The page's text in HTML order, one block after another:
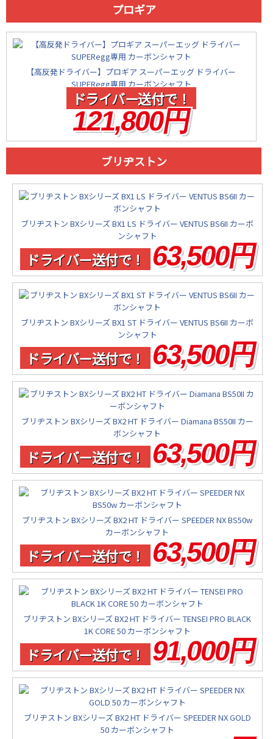
プロギア
【高反発ドライバー】プロギア スーパーエッグ ドライバー
SUPERegg専用 カーボンシャフト
ドライバー送付で！
121,800円
ブリヂストン
ブリヂストン BXシリーズ BX1 LS ドライバー VENTUS BS6II カーボ
ンシャフト
ドライバー送付で！ 63,500円
ブリヂストン BXシリーズ BX1 ST ドライバー VENTUS BS6II カーボ
ンシャフト
ドライバー送付で！ 63,500円
ブリヂストン BXシリーズ BX2 HT ドライバー Diamana BS50II カー
ボンシャフト
ドライバー送付で！ 63,500円
ブリヂストン BXシリーズ BX2 HT ドライバー SPEEDER NX BS50w
カーボンシャフト
ドライバー送付で！ 63,500円
ブリヂストン BXシリーズ BX2 HT ドライバー TENSEI PRO BLACK
1K CORE 50 カーボンシャフト
ドライバー送付で！ 91,000円
ブリヂストン BXシリーズ BX2 HT ドライバー SPEEDER NX GOLD
50 カーボンシャフト